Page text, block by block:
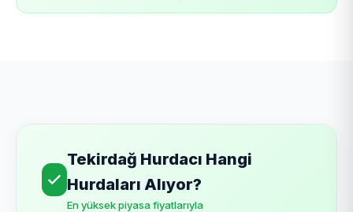
Tekirdağ Hurdacı Hangi
Hurdaları Alıyor?
En yüksek piyasa fiyatlarıyla